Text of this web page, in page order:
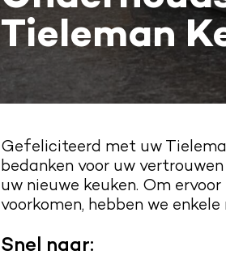
Tieleman
Gefeliciteerd met uw
bedanken voor uw
uw nieuwe keuken. Om
voorkomen, hebben we
Snel naar: